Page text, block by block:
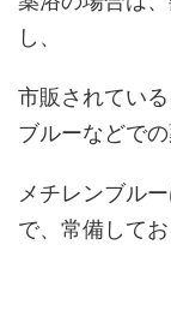
し、
市販されてい
ブルーなどで
メチレンブル
で、常備して